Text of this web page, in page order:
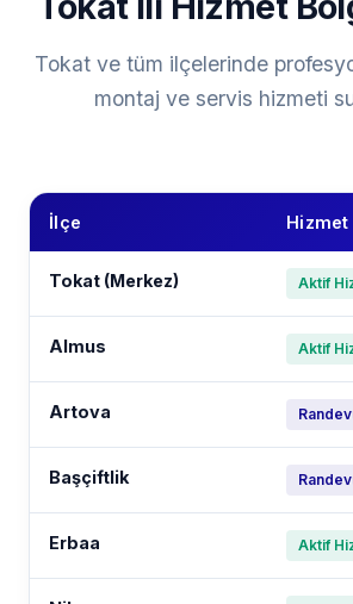
Tokat ve tüm ilçelerinde
montaj ve servis hizmeti
İlçe Hizmet
Tokat (Merkez) Aktif
Almus Aktif
Artova
Başçiftlik
Erbaa Aktif